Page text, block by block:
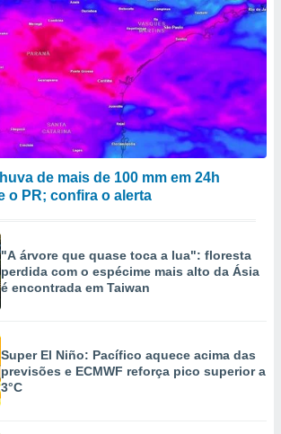
de mais de 100 mm em 24h
o PR; confira o alerta
"A árvore que quase toca a lua": floresta
perdida com o espécime mais alto da Ásia
é encontrada em Taiwan
Super El Niño: Pacífico aquece acima das
previsões e ECMWF reforça pico superior a
3°C